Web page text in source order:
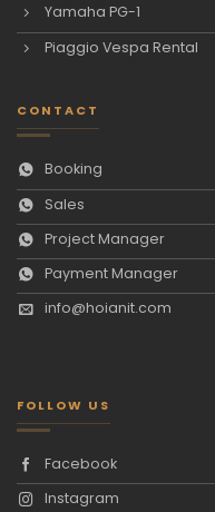
Yamaha PG-1
Piaggio Vespa Rental
CONTACT
Booking
Sales
Project Manager
Payment Manager
info@hoianit.com
FOLLOW US
Facebook
Instagram